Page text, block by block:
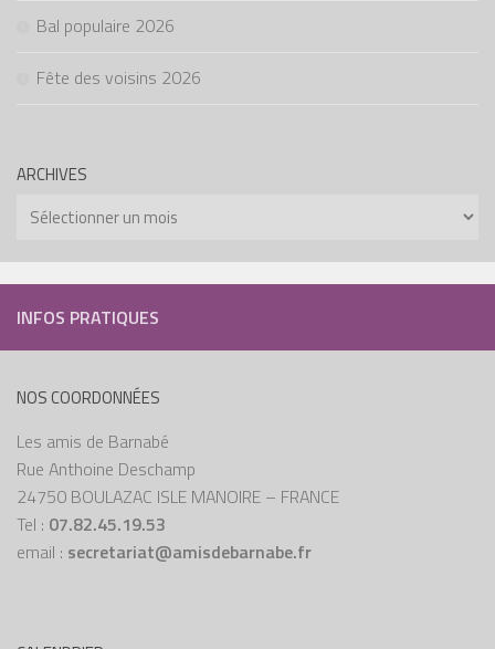
Bal populaire 2026
Fête des voisins 2026
ARCHIVES
INFOS PRATIQUES
NOS COORDONNÉES
Les amis de Barnabé
Rue Anthoine Deschamp
24750 BOULAZAC ISLE MANOIRE – FRANCE
Tel : 07.82.45.19.53
email : secretariat@amisdebarnabe.fr